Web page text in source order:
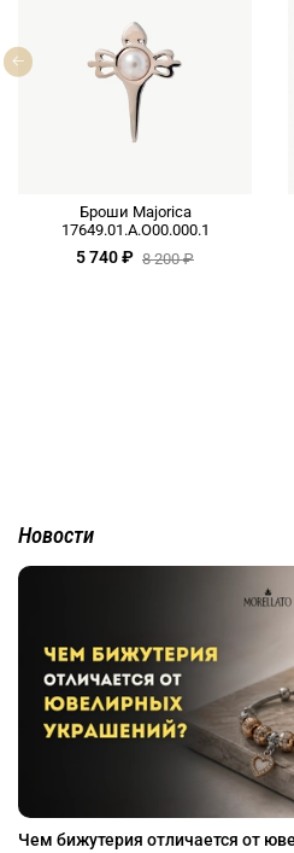
Броши Majorica
17649.01.A.O00.000.1
5 740 ₽ 8 200 ₽
Новости
Чем бижутерия отличается от